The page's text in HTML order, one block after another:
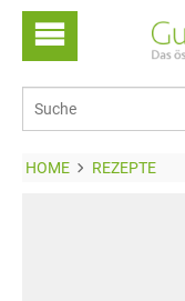
HOME REZEPTE